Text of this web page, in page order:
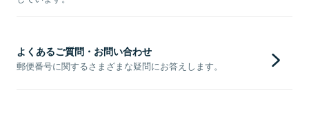
よくあるご質問・お問い合わせ
郵便番号に関するさまざまな疑問にお答えします。